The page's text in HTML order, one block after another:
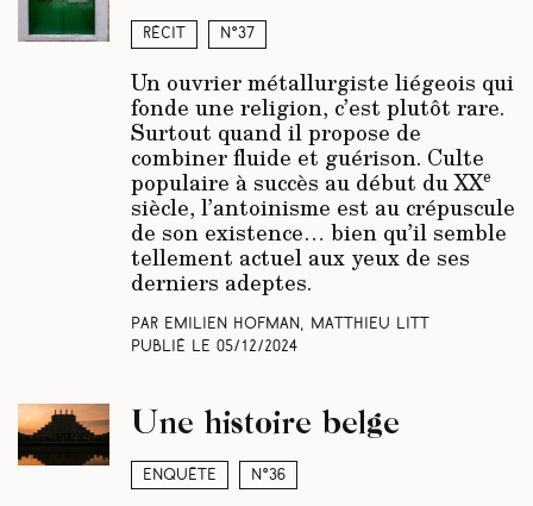
Récit N°37
Un ouvrier métallurgiste liégeois qui
fonde une religion, c’est plutôt rare.
Surtout quand il propose de
combiner fluide et guérison. Culte
populaire à succès au début du XXe
siècle, l’antoinisme est au crépuscule
de son existence… bien qu’il semble
tellement actuel aux yeux de ses
derniers adeptes.
Par Emilien Hofman, Matthieu Litt
Publié le 05/12/2024
Enquête N°36
Une histoire belge